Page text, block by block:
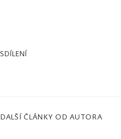
SDÍLENÍ
DALŠÍ ČLÁNKY OD AUTORA